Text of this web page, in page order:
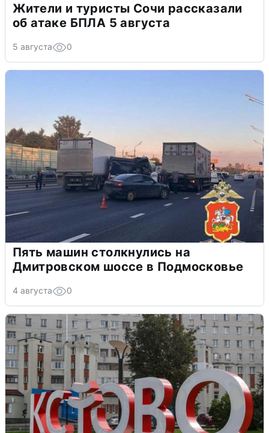
Жители и туристы Сочи рассказали
об атаке БПЛА 5 августа
5 августа 0
Пять машин столкнулись на
Дмитровском шоссе в Подмосковье
4 августа 0